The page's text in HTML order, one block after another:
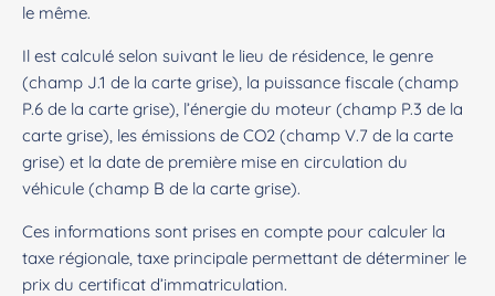
le même.
Il est calculé selon suivant le lieu de résidence, le genre
(champ J.1 de la carte grise), la puissance fiscale (champ
P.6 de la carte grise), l’énergie du moteur (champ P.3 de la
carte grise), les émissions de CO2 (champ V.7 de la carte
grise) et la date de première mise en circulation du
véhicule (champ B de la carte grise).
Ces informations sont prises en compte pour calculer la
taxe régionale, taxe principale permettant de déterminer le
prix du certificat d’immatriculation.